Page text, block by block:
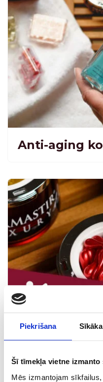
Piekrišana
Šī tīmekļa vietne izmanto
Mēs izmantojam
Anti-aging
Atlaides